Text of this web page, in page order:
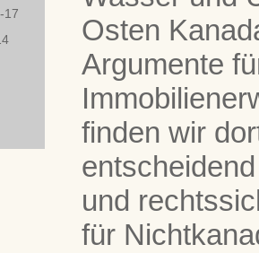
17
Osten
Argumente
finden wir
und
für